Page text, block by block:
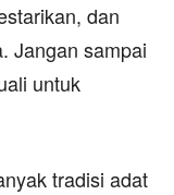
dan
Jangan sampai
untuk
tradisi adat